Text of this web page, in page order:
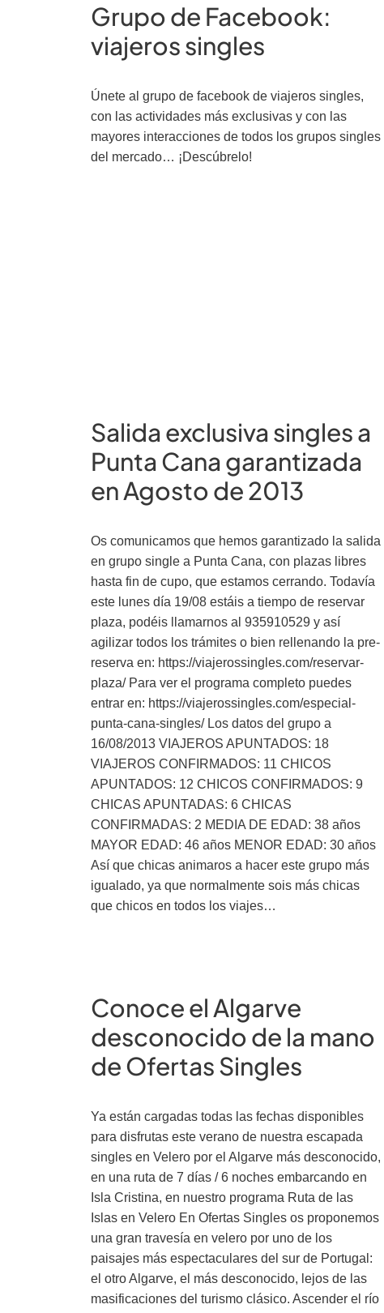
Grupo de Facebook:
viajeros singles
Únete al grupo de facebook de viajeros singles,
con las actividades más exclusivas y con las
mayores interacciones de todos los grupos singles
del mercado… ¡Descúbrelo!
Salida exclusiva singles a
Punta Cana garantizada
en Agosto de 2013
Os comunicamos que hemos garantizado la salida
en grupo single a Punta Cana, con plazas libres
hasta fin de cupo, que estamos cerrando. Todavía
este lunes día 19/08 estáis a tiempo de reservar
plaza, podéis llamarnos al 935910529 y así
agilizar todos los trámites o bien rellenando la pre-
reserva en: https://viajerossingles.com/reservar-
plaza/ Para ver el programa completo puedes
entrar en: https://viajerossingles.com/especial-
punta-cana-singles/ Los datos del grupo a
16/08/2013 VIAJEROS APUNTADOS: 18
VIAJEROS CONFIRMADOS: 11 CHICOS
APUNTADOS: 12 CHICOS CONFIRMADOS: 9
CHICAS APUNTADAS: 6 CHICAS
CONFIRMADAS: 2 MEDIA DE EDAD: 38 años
MAYOR EDAD: 46 años MENOR EDAD: 30 años
Así que chicas animaros a hacer este grupo más
igualado, ya que normalmente sois más chicas
que chicos en todos los viajes…
Conoce el Algarve
desconocido de la mano
de Ofertas Singles
Ya están cargadas todas las fechas disponibles
para disfrutas este verano de nuestra escapada
singles en Velero por el Algarve más desconocido,
en una ruta de 7 días / 6 noches embarcando en
Isla Cristina, en nuestro programa Ruta de las
Islas en Velero En Ofertas Singles os proponemos
una gran travesía en velero por uno de los
paisajes más espectaculares del sur de Portugal:
el otro Algarve, el más desconocido, lejos de las
masificaciones del turismo clásico. Ascender el río